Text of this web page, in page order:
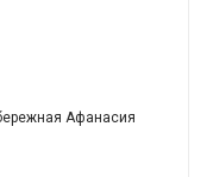
Афанасия